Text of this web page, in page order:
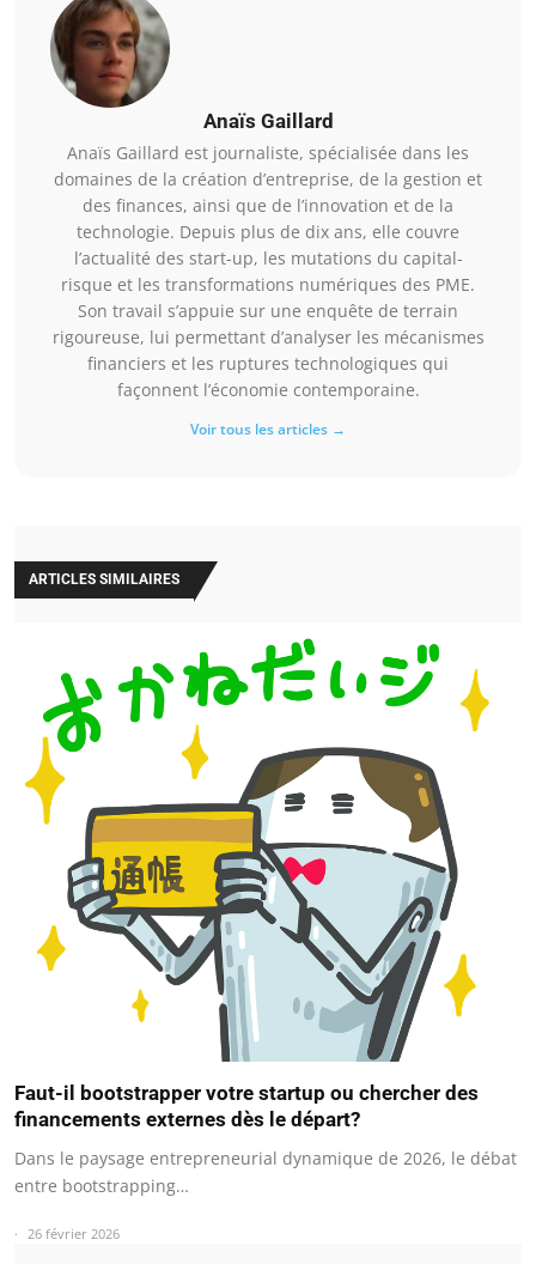
Anaïs Gaillard
Anaïs Gaillard est journaliste, spécialisée dans les
domaines de la création d’entreprise, de la gestion et
des finances, ainsi que de l’innovation et de la
technologie. Depuis plus de dix ans, elle couvre
l’actualité des start-up, les mutations du capital-
risque et les transformations numériques des PME.
Son travail s’appuie sur une enquête de terrain
rigoureuse, lui permettant d’analyser les mécanismes
financiers et les ruptures technologiques qui
façonnent l’économie contemporaine.
Voir tous les articles →
ARTICLES SIMILAIRES
Faut-il bootstrapper votre startup ou chercher des
financements externes dès le départ?
Dans le paysage entrepreneurial dynamique de 2026, le débat
entre bootstrapping…
26 février 2026